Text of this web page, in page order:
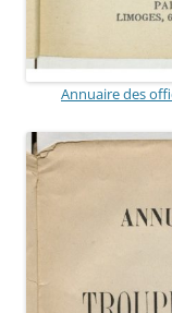
Annuaire des